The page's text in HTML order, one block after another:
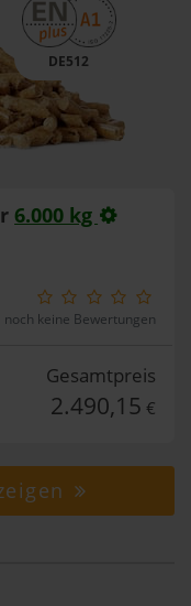
DE512
6.000 kg
noch keine Bewertungen
Gesamtpreis
2.490,15 €